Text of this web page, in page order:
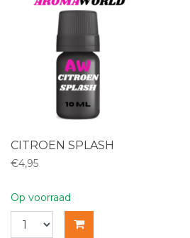
CITROEN SPLASH
€4,95
Op voorraad